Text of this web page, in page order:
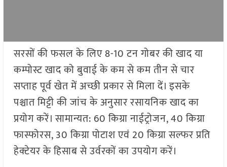
सरसों की फसल के लिए 8-10 टन गोबर की खाद या
कम्पोस्ट खाद को बुवाई के कम से कम तीन से चार
सप्ताह पूर्व खेत में अच्छी प्रकार से मिला दें। इसके
पश्चात मिट्टी की जांच के अनुसार रसायनिक खाद का
प्रयोग करें। सामान्यत: 60 किग्रा नाईट्रोजन, 40 किग्रा
फास्फोरस, 30 किग्रा पोटाश एवं 20 किग्रा सल्फर प्रति
हेक्टेयर के हिसाब से उर्वरकों का उपयोग करें।